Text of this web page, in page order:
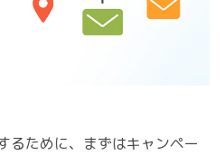
るために、まずはキャンペー